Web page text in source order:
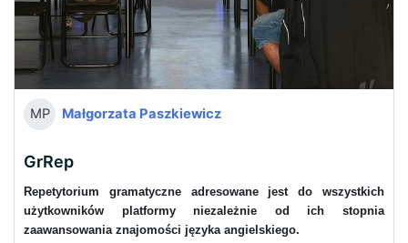
MP Małgorzata Paszkiewicz
GrRep
Repetytorium gramatyczne adresowane jest do wszystkich
użytkowników platformy niezależnie od ich stopnia
zaawansowania znajomości języka angielskiego.